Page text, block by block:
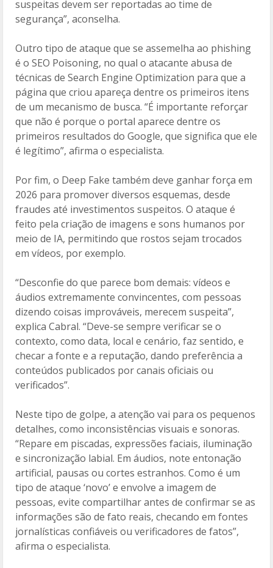
suspeitas devem ser reportadas ao time de
segurança”, aconselha.
Outro tipo de ataque que se assemelha ao phishing
é o SEO Poisoning, no qual o atacante abusa de
técnicas de Search Engine Optimization para que a
página que criou apareça dentre os primeiros itens
de um mecanismo de busca. “É importante reforçar
que não é porque o portal aparece dentre os
primeiros resultados do Google, que significa que ele
é legítimo”, afirma o especialista.
Por fim, o Deep Fake também deve ganhar força em
2026 para promover diversos esquemas, desde
fraudes até investimentos suspeitos. O ataque é
feito pela criação de imagens e sons humanos por
meio de IA, permitindo que rostos sejam trocados
em vídeos, por exemplo.
“Desconfie do que parece bom demais: vídeos e
áudios extremamente convincentes, com pessoas
dizendo coisas improváveis, merecem suspeita”,
explica Cabral. “Deve-se sempre verificar se o
contexto, como data, local e cenário, faz sentido, e
checar a fonte e a reputação, dando preferência a
conteúdos publicados por canais oficiais ou
verificados”.
Neste tipo de golpe, a atenção vai para os pequenos
detalhes, como inconsistências visuais e sonoras.
“Repare em piscadas, expressões faciais, iluminação
e sincronização labial. Em áudios, note entonação
artificial, pausas ou cortes estranhos. Como é um
tipo de ataque ‘novo’ e envolve a imagem de
pessoas, evite compartilhar antes de confirmar se as
informações são de fato reais, checando em fontes
jornalísticas confiáveis ou verificadores de fatos”,
afirma o especialista.